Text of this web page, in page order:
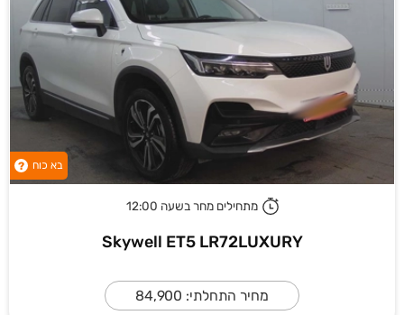
בא כוח ?
מתחילים מחר בשעה 12:00
Skywell ET5 LR72LUXURY
מחיר התחלתי: 84,900